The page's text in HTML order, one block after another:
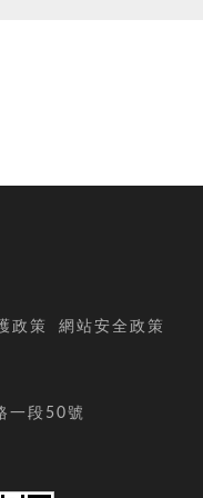
政策 網站安全政策
一段50號